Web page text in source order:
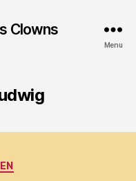
Clowns
Menu